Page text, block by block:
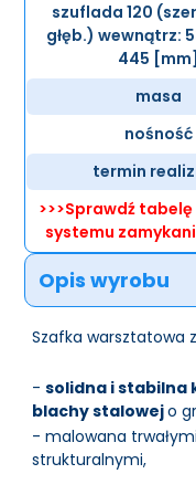
szuflada 120
głęb.) wewnątrz:
445 [mm]
masa
nośność
termin
>>>Sprawdź
systemu
Opis wyrobu
Szafka warsztatowa
-solidna i stabilna
blachy stalowejo
- malowana
strukturalnymi,